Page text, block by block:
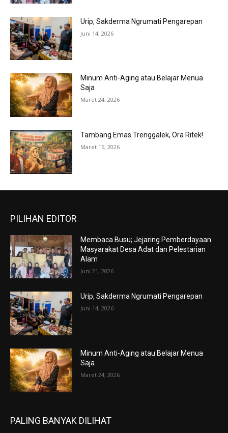
Urip, Sakderma Ngrumati Pengarepan
Juni 14, 2026
Minum Anti-Aging atau Belajar Menua
Saja
Maret 24, 2026
Tambang Emas Trenggalek, Ora Ritek!
Maret 16, 2026
PILIHAN EDITOR
Membaca Busu; Jejaring Pemberdayaan
Masyarakat Desa Adat dan Pelestarian
Alam
Juni 21, 2026
Urip, Sakderma Ngrumati Pengarepan
Juni 14, 2026
Minum Anti-Aging atau Belajar Menua
Saja
Maret 24, 2026
PALING BANYAK DILIHAT